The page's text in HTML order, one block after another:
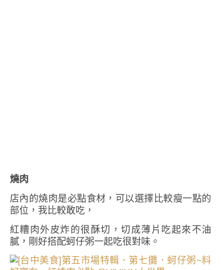
燒肉
店內的燒肉是必點食材，可以選擇比較瘦一點的
部位，我比較敢吃，
紅糟肉外皮炸的很酥切，切成薄片吃起來不油
膩，剛好搭配蚵仔粥一起吃很對味。